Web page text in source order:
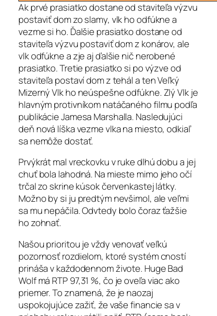
Ak prvé prasiatko dostane od staviteľa výzvu
postaviť dom zo slamy, vlk ho odfúkne a
vezme si ho. Ďalšie prasiatko dostane od
staviteľa výzvu postaviť dom z konárov, ale
vlk odfúkne a zje aj ďalšie nič nerobené
prasiatko. Tretie prasiatko si po výzve od
staviteľa postaví dom z tehál a ten Veľký
Mizerný Vlk ho neúspešne odfúkne. Zlý Vlk je
hlavným protivníkom natáčaného filmu podľa
publikácie Jamesa Marshalla. Nasledujúci
deň nová líška vezme vlka na miesto, odkiaľ
sa nemôže dostať.
Prvýkrát mal vreckovku v ruke dlhú dobu a jej
chuť bola lahodná. Na mieste mimo jeho očí
trčal zo skrine kúsok červenkastej látky.
Možno by si ju predtým nevšimol, ale veľmi
sa mu nepáčila. Odvtedy bolo čoraz ťažšie
ho zohnať.
Našou prioritou je vždy venovať veľkú
pozornosť rozdielom, ktoré systém cností
prináša v každodennom živote. Huge Bad
Wolf má RTP 97,31 %, čo je oveľa viac ako
priemer. To znamená, že je naozaj
uspokojujúce zažiť, že vaše financie sa v